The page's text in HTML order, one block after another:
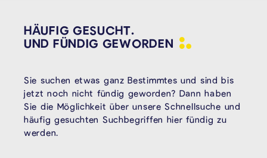
HÄUFIG GESUCHT.
UND FÜNDIG GEWORDEN
Sie suchen etwas ganz Bestimmtes und sind bis
jetzt noch nicht fündig geworden? Dann haben
Sie die Möglichkeit über unsere Schnellsuche und
häufig gesuchten Suchbegriffen hier fündig zu
werden.